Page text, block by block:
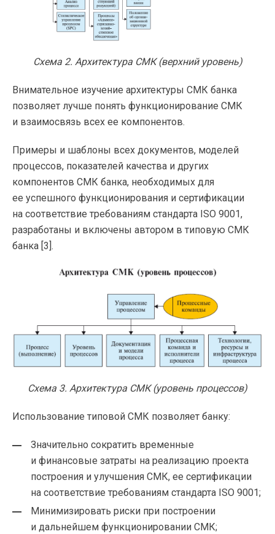
Схема 2. Архитектура СМК (верхний уровень)
Внимательное изучение архитектуры СМК банка
позволяет лучше понять функционирование СМК
и взаимосвязь всех ее компонентов.
Примеры и шаблоны всех документов, моделей
процессов, показателей качества и других
компонентов СМК банка, необходимых для
ее успешного функционирования и сертификации
на соответствие требованиям стандарта ISO 9001,
разработаны и включены автором в типовую СМК
банка [3].
Схема 3. Архитектура СМК (уровень процессов)
Использование типовой СМК позволяет банку:
Значительно сократить временные
и финансовые затраты на реализацию проекта
построения и улучшения СМК, ее сертификации
на соответствие требованиям стандарта ISO 9001;
Минимизировать риски при построении
и дальнейшем функционировании СМК;